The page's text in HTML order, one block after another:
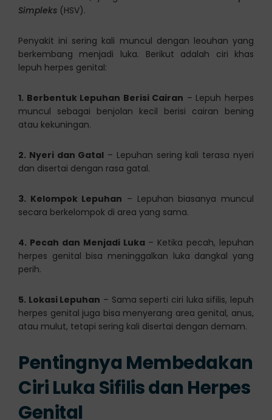
Simpleks(HSV).
Penyakit ini sering kali muncul dengan leouhan yang
berkembang menjadi luka. Berikut adalah ciri khas
lepuh herpes genital:
1. Berbentuk Lepuhan Berisi Cairan – Lepuh herpes
muncul sebagai benjolan kecil berisi cairan bening
atau kekuningan.
2. Nyeri dan Gatal – Lepuhan sering kali terasa nyeri
dan disertai dengan rasa gatal.
3. Kelompok Lepuhan – Lepuhan biasanya muncul
secara berkelompok di area yang sama.
4. Pecah dan Menjadi Luka– Ketika pecah, lepuhan
herpes genital bisa meninggalkan luka dangkal yang
perih.
5. Lokasi Lepuhan – Sama seperti ciri luka sifilis, lepuh
herpes genital juga bisa menyerang area genital, anus,
atau mulut, tetapi sering kali disertai dengan demam.
Pentingnya Membedakan
Ciri Luka Sifilis dan Herpes
Genital